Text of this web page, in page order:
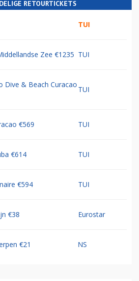
RETOURTICKETS
TUI
Zee €1235 TUI
Dive & Beach Curacao
TUI
€569 TUI
€614 TUI
€594 TUI
€38 Eurostar
€21 NS